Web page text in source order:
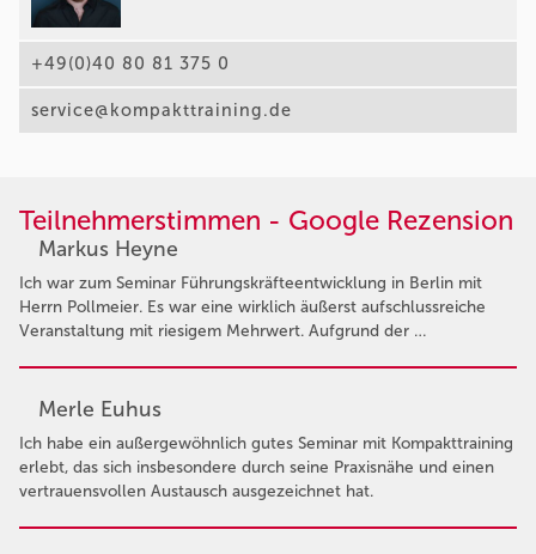
+49(0)40 80 81 375 0
service@kompakttraining.de
Teilnehmerstimmen - Google Rezension
Markus Heyne
Ich war zum Seminar Führungskräfteentwicklung in Berlin mit
Herrn Pollmeier. Es war eine wirklich äußerst aufschlussreiche
Veranstaltung mit riesigem Mehrwert. Aufgrund der …
Merle Euhus
Ich habe ein außergewöhnlich gutes Seminar mit Kompakttraining
erlebt, das sich insbesondere durch seine Praxisnähe und einen
vertrauensvollen Austausch ausgezeichnet hat.